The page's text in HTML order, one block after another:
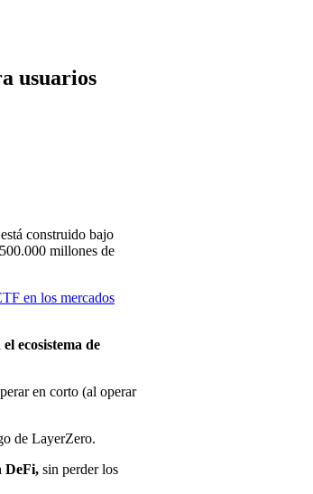
usuarios
construido bajo
millones de
en los mercados
ecosistema de
en corto (al operar
de LayerZero.
DeFi, sin perder los